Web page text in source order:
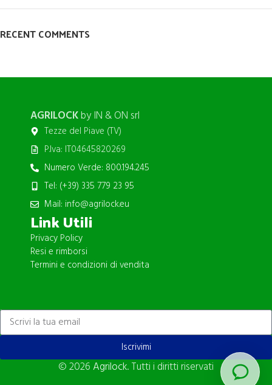
RECENT COMMENTS
AGRILOCKby IN & ON srl
Tezze del Piave (TV)
P.Iva: IT04645820269
Numero Verde: 800.194.245
Tel: (+39) 335 779 23 95
Mail: info@agrilock.eu
Link Utili
Privacy Policy
Resi e rimborsi
Termini e condizioni di vendita
ISCRIVITI ALLA NEWSLETTER
Iscrivimi
© 2026Agrilock. Tutti i diritti riservati